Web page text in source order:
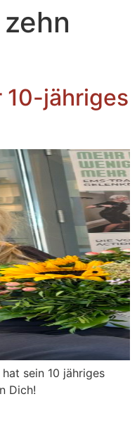
zehn
jähriges
sein 10 jähriges
Dich!